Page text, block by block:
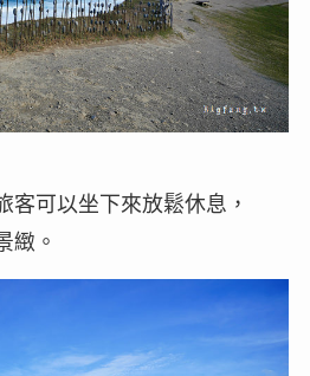
客可以坐下來放鬆休息，
緻。